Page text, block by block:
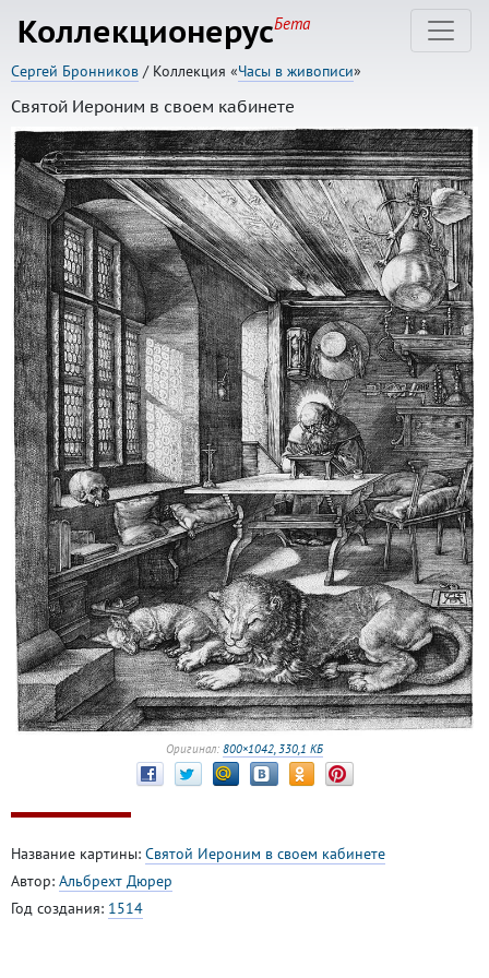
КоллекционерусБета
Сергей Бронников / Коллекция «Часы в живописи»
Святой Иероним в своем кабинете
Оригинал: 800×1042, 330,1 КБ
Название картины: Святой Иероним в своем кабинете
Автор: Альбрехт Дюрер
Год создания: 1514